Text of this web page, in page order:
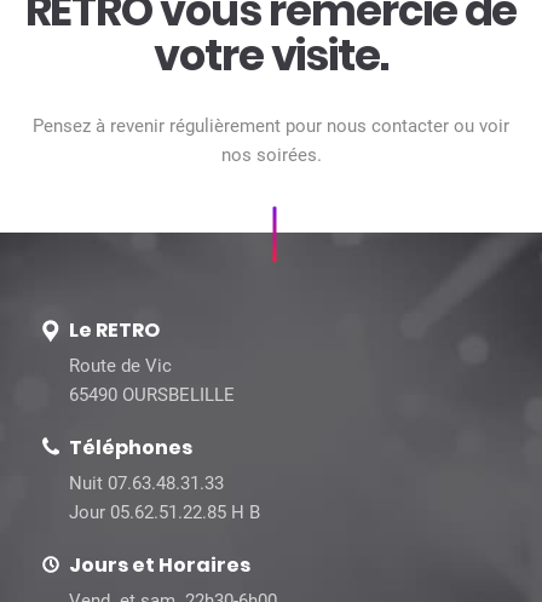
La discothèque LE
RETRO vous remercie de
votre visite.
nos soirées.
Le RETRO
65490 OURSBELILLE
Téléphones
Jour 05.62.51.22.85 H B